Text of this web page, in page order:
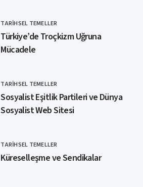
KATEGORI
TARIHSEL TEMELLER
Türkiye’de Troçkizm Uğruna
Mücadele
KATEGORI
TARIHSEL TEMELLER
Sosyalist Eşitlik Partileri ve Dünya
Sosyalist Web Sitesi
KATEGORI
TARIHSEL TEMELLER
Küreselleşme ve Sendikalar